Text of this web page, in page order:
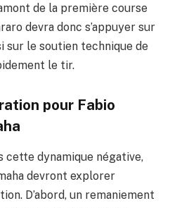
de la première course
devra donc s’appuyer sur
sur le soutien technique de
le tir.
pour Fabio
cette dynamique négative,
devront explorer
D’abord, un remaniement